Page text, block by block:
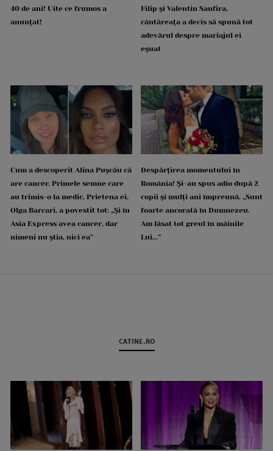
40 de ani! Uite ce frumos a
anunțat!
Filip și Valentin Sanfira,
cântăreața a decis să spună tot
adevărul despre mariajul ei
eșuat
Cum a descoperit Alina Pușcău că
are cancer. Primele semne care
au trimis-o la medic. Prietena ei,
Olga Barcari, a povestit tot: „Și în
Asia Express avea cancer, dar
nimeni nu știa, nici ea”
Despărțirea momentului în
România! Și-au spus adio după 2
copii și mulți ani împreună. „Sunt
foarte ancorată în Dumnezeu.
Am lăsat tot greul în mâinile
Lui...”
CATINE.RO